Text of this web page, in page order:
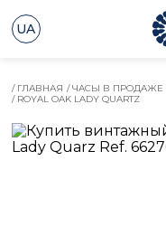
UA
/ ГЛАВНАЯ / ЧАСЫ В ПРОДАЖЕ
/ ROYAL OAK LADY QUARTZ